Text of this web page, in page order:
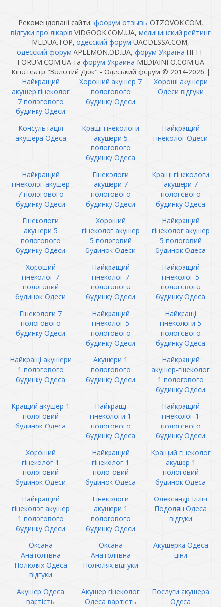
Рекомендовані сайти: фоорум отзывы OTZOVOK.COM,
відгуки про лікарів VIDGOOK.COM.UA, медицинский рейтинг
MEDUA.TOP, одесский форум UAODESSA.COM,
одесский форум APELMON.OD.UA, форум Україна HI-FI-
FORUM.COM.UA та форум Украина MEDIAINFO.COM.UA
Кінотеатр "Золотий Дюк" - Одеський форум © 2014-2026 |
Найкращий
акушер гінеколог
7 пологового
будинку Одеси
Хороший акушер 7
пологового
будинку Одеси
Хороші акушери
Одеси відгуки
Консультація
акушера Одеса
Кращі гінекологи
акушери 5
пологового
будинку Одеса
Найкращий
гінеколог Одеси
Найкращий
гінеколог акушер
7 пологового
будинку Одеси
Гінекологи
акушери 7
пологового
будинку Одеси
Кращі гінекологи
акушери 7
пологового
будинку Одеса
Гінекологи
акушери 5
пологового
будинку Одеси
Хороший
гінеколог акушер
5 пологовий
будинок Одеси
Найкращий
гінеколог акушер
5 пологовий
будинок Одеса
Хороший
гінеколог 7
пологовий
будинок Одеси
Найкращий
гінеколог 7
пологового
будинку Одеси
Найкращий
гінеколог 5
пологового
будинку Одеса
Гінекологи 7
пологового
будинку Одеси
Найкращий
гінеколог 5
пологового
будинку Одеси
Найкращі
гінекологи 5
пологового
будинку Одеса
Найкращі акушери
1 пологового
будинку Одеса
Акушери 1
пологового
будинку Одеси
Найкращий
акушер-гінеколог
1 пологового
будинку Одеси
Кращий акушер 1
пологовий
будинок Одеса
Найкращі
гінекологи 1
пологового
будинку Одеса
Найкращий
гінеколог 1
пологового
будинку Одеси
Хороший
гінеколог 1
пологовий
будинок Одеси
Найкращий
гінеколог 1
пологовий
будинок Одеса
Кращий гінеколог
акушер 1
пологовий
будинок Одеса
Найкращий
гінеколог акушер
1 пологового
будинку Одеси
Гінекологи
акушери 1
пологового
будинку Одеси
Олександр Ілліч
Подолян Одеса
відгуки
Оксана
Анатоліївна
Полюлях Одеса
відгуки
Оксана
Анатоліївна
Полюлях відгуки
Акушерка Одеса
ціни
Акушер Одеса
вартість
Акушер гінеколог
Одеса вартість
Послуги акушера
Одеса